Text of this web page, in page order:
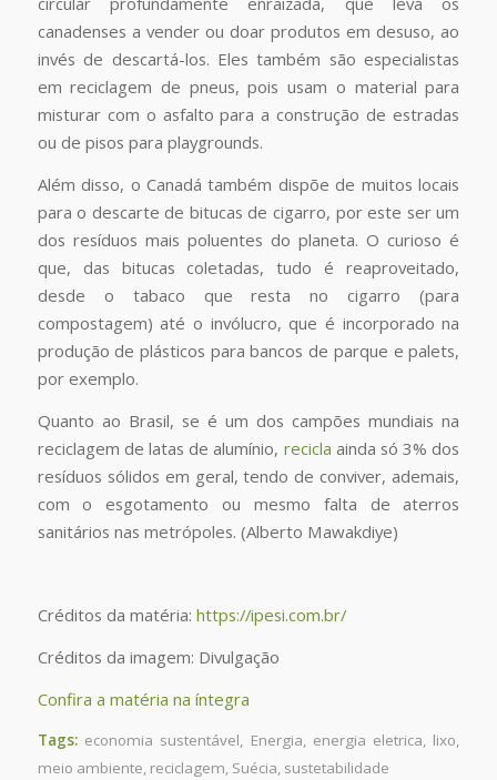
canadenses a vender ou doar produtos em desuso, ao
invés de descartá-los. Eles também são especialistas
em reciclagem de pneus, pois usam o material para
misturar com o asfalto para a construção de estradas
ou de pisos para playgrounds.
Além disso, o Canadá também dispõe de muitos locais
para o descarte de bitucas de cigarro, por este ser um
dos resíduos mais poluentes do planeta. O curioso é
que, das bitucas coletadas, tudo é reaproveitado,
desde o tabaco que resta no cigarro (para
compostagem) até o invólucro, que é incorporado na
produção de plásticos para bancos de parque e palets,
por exemplo.
Quanto ao Brasil, se é um dos campões mundiais na
reciclagem de latas de alumínio, recicla ainda só 3% dos
resíduos sólidos em geral, tendo de conviver, ademais,
com o esgotamento ou mesmo falta de aterros
sanitários nas metrópoles. (Alberto Mawakdiye)
Créditos da matéria: https://ipesi.com.br/
Créditos da imagem: Divulgação
Confira a matéria na íntegra
Tags: economia sustentável, Energia, energia eletrica, lixo,
meio ambiente, reciclagem, Suécia, sustetabilidade